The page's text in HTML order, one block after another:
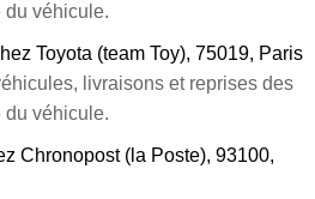
du véhicule.
Toyota (team Toy), 75019, Paris
livraisons et reprises des
du véhicule.
Chronopost (la Poste), 93100,